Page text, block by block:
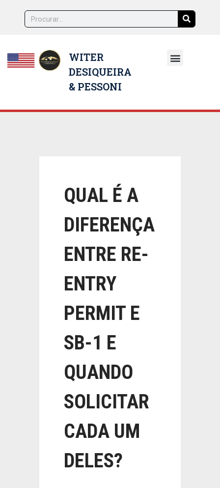
WITER
DESIQUEIRA
& PESSONI
QUAL É A
DIFERENÇA
ENTRE RE-
ENTRY
PERMIT E
SB-1 E
QUANDO
SOLICITAR
CADA UM
DELES?